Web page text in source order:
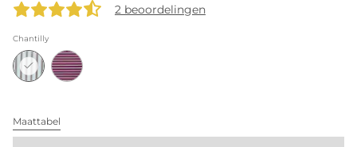
2 beoordelingen
Chantilly
Maattabel